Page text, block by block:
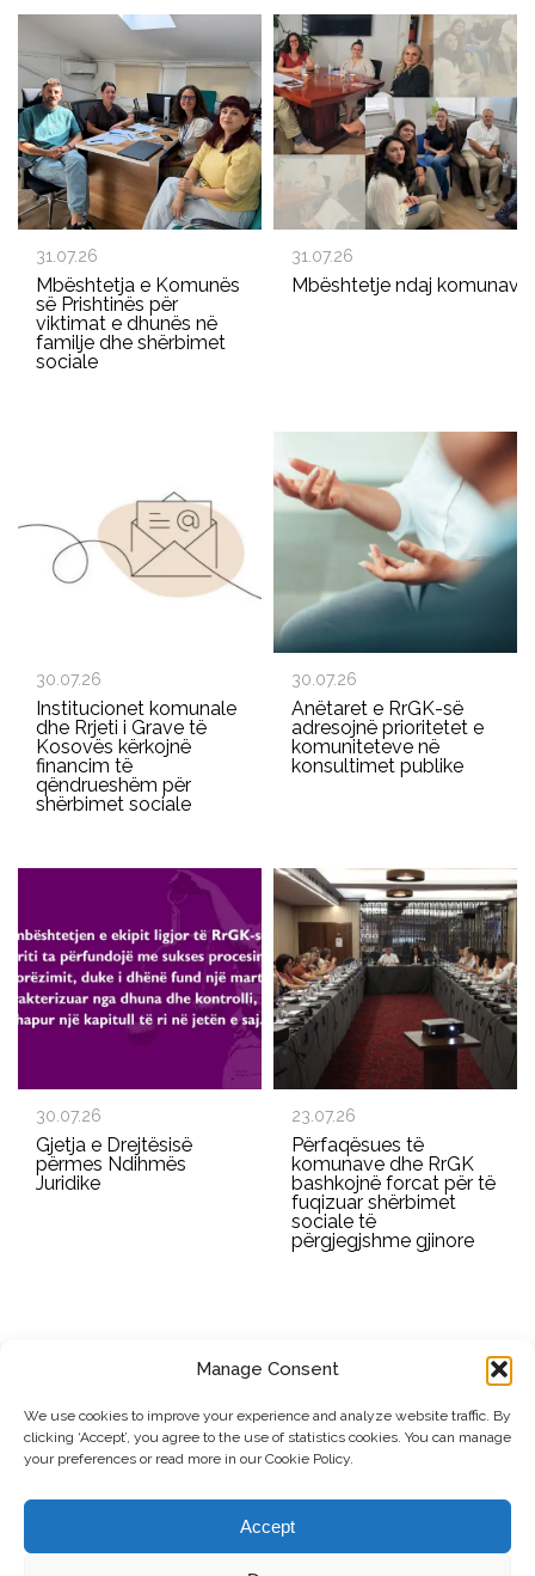
Manage Consent
We use cookies to improve your experience and analyze website traffic. By
clicking ‘Accept’, you agree to the use of statistics cookies. You can manage
your preferences or read more in our Cookie Policy.
Accept
31.07.26
Mbështetja e Komunës
së Prishtinës për
viktimat e dhunës në
familje dhe shërbimet
sociale
31.07.26
Mbështetje ndaj
30.07.26
Institucionet komunale
dhe Rrjeti i Grave të
Kosovës kërkojnë
financim të
qëndrueshëm për
shërbimet sociale
30.07.26
Anëtaret e RrGK-së
adresojnë prioritetet e
komuniteteve në
konsultimet publike
30.07.26
Gjetja e Drejtësisë
përmes Ndihmës
Juridike
23.07.26
Përfaqësues të
komunave dhe RrGK
bashkojnë forcat për të
fuqizuar shërbimet
sociale të
përgjegjshme gjinore
Dërgo
© Copyright, 2026 . Rrjeti i Grave të Kosovës. Të gjitha të drejtat e